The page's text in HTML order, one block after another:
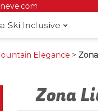
Ski Inclusive
Elegance >
Zona